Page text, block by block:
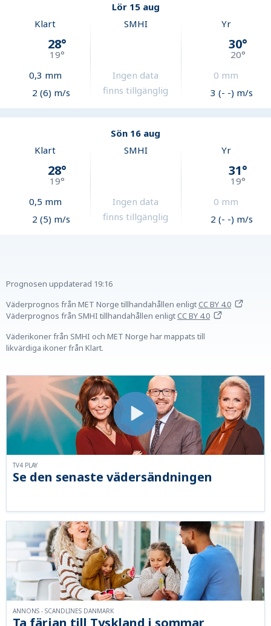
Lör 15 aug
Klart
28°
19°
0,3 mm
2 (6) m/s
SMHI
Ingen data
finns tillgänglig
Yr
30°
20°
0 mm
3 (- -) m/s
Sön 16 aug
Klart
28°
19°
0,5 mm
2 (5) m/s
SMHI
Ingen data
finns tillgänglig
Yr
31°
19°
0 mm
2 (- -) m/s
Prognosen uppdaterad 19:16
Väderprognos från MET Norge tillhandahållen enligtCC BY 4.0
Väderprognos från SMHI tillhandahållen enligtCC BY 4.0
Väderikoner från SMHI och MET Norge har mappats till
likvärdiga ikoner från Klart.
Se den senaste vädersändningen
TV4 PLAY
ANNONS - SCANDLINES DANMARK